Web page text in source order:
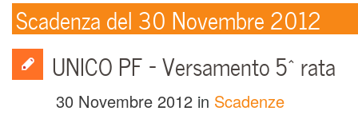
Scadenza del 30 Novembre 2012
UNICO PF – Versamento 5^ rata
30 Novembre 2012 in Scadenze